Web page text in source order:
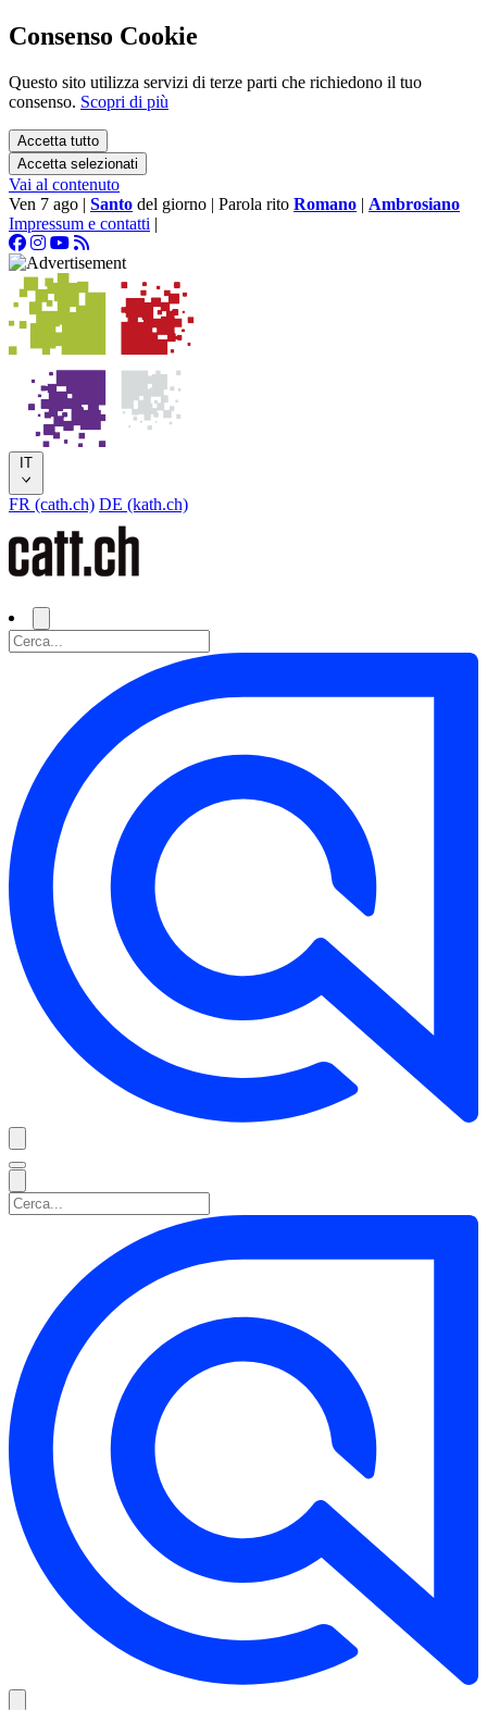
Consenso Cookie
Questo sito utilizza servizi di terze parti che richiedono il tuo
consenso. Scopri di più
Accetta tutto
Accetta selezionati
Vai al contenuto
Ven 7 ago | Santo del giorno | Parola rito Romano | Ambrosiano
Impressum e contatti |
IT
FR (cath.ch) DE (kath.ch)